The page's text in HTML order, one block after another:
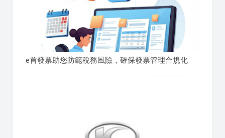
e首發票助您防範稅務風險，確保發票管理合規化